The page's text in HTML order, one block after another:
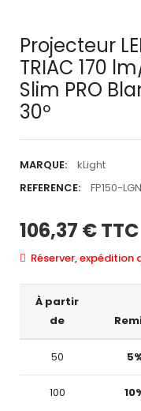
Projecteur
TRIAC 170
Slim PRO
30º
MARQUE:
kLight
REFERENCE:
FP150-
106,37 €TTC
Réserver,
À partir
de
50
100